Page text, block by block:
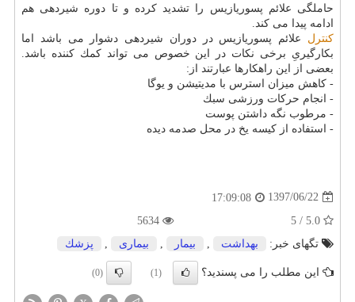
حاملگی علائم پسوریازیس را تشدید كرده و تا دوره شیردهی هم
ادامه پیدا می كند.
كنترل علائم پسوریازیس در دوران شیردهی دشوار می باشد اما
بكارگیریِ برخی نكات در این خصوص می تواند كمك كننده باشد.
بعضی از این راهكارها عبارتند از:
- كاهش میزان استرس با مدیتیشن و یوگا
- انجام حركات ورزشی سبك
- مرطوب نگه داشتن پوست
- استفاده از كیسه یخ در محل صدمه دیده
1397/06/22
17:09:08
تگهای خبر:
بهداشت بیمار بیماری پزشك
این مطلب را می پسندید؟ (1)
(0)